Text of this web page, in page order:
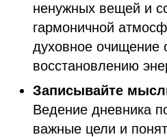
ненужных вещей и
гармоничной
духовное очищение
восстановлению
Записывайте
Ведение дневника
важные цели и